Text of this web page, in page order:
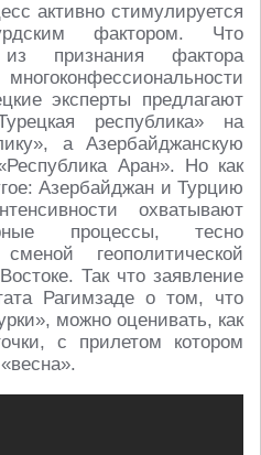
активно стимулируется
фактором. Что
признания фактора
эксперты предлагают
республика» на
а Азербайджанскую
Аран». Но как
Азербайджан и Турцию
охватывают
процессы, тесно
геополитической
Так что заявление
Рагимзаде о том, что
можно оценивать, как
с прилетом котором